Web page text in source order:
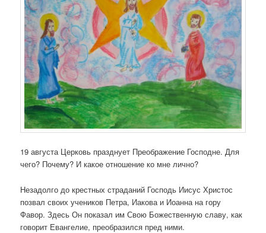
19 августа Церковь празднует Преображение Господне. Для
чего? Почему? И какое отношение ко мне лично?
Незадолго до крестных страданий Господь Иисус Христос
позвал своих учеников Петра, Иакова и Иоанна на гору
Фавор. Здесь Он показал им Свою Божественную славу, как
говорит Евангелие, преобразился пред ними.